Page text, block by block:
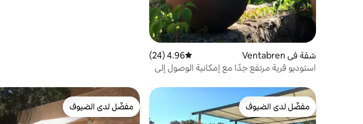
شقة في Ventabren متوسط التقييم 4.96 من 5، 24 مراجعات
4.96 (24)
استوديو قرية مرتفع جدًا مع إمكانية الوصول إلى
مفضّل لدى الضيوف
مفضّل لدى الضيوف
مفضّل لدى الضيوف
مفضّل لدى الضيوف